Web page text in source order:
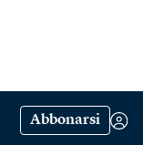
Abbonarsi